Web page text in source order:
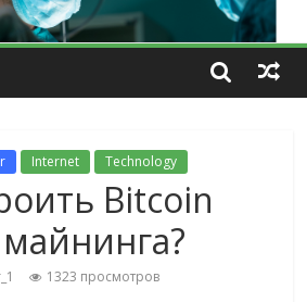
Internet Technology
Bitcoin
1323 просмотров